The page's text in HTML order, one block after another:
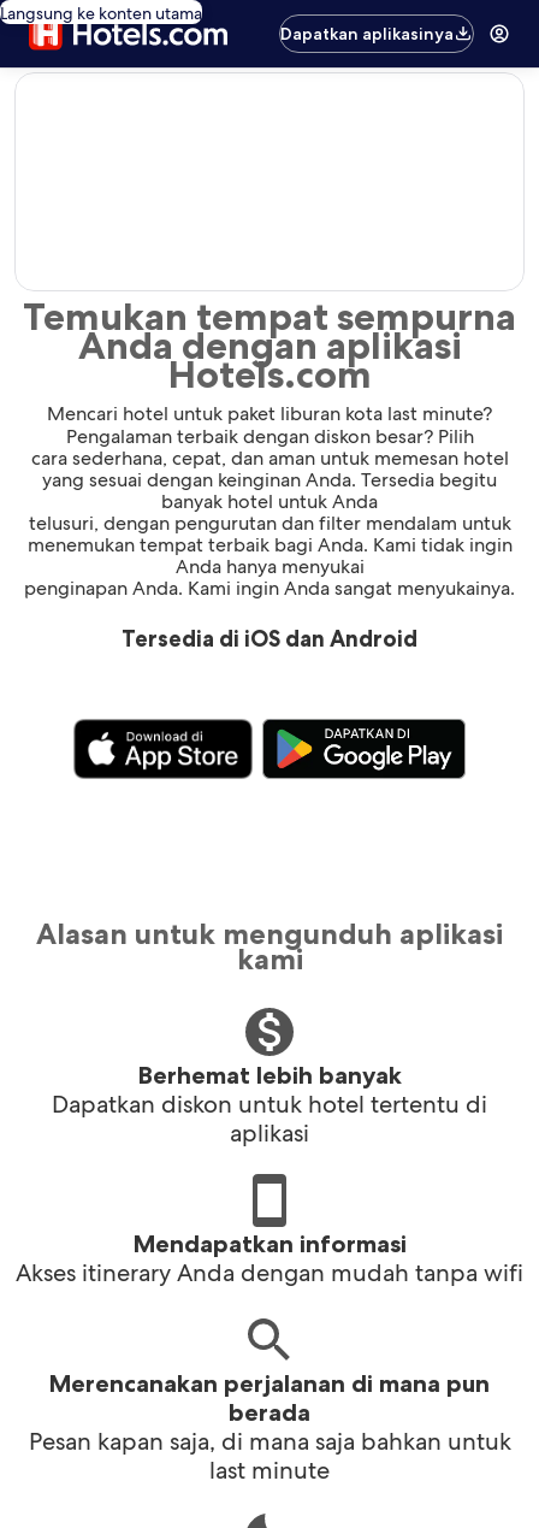
Langsung ke konten utama
Dapatkan aplikasinya
editorial
Temukan tempat sempurna
Anda dengan aplikasi
Hotels.com
Mencari hotel untuk paket liburan kota last minute?
Pengalaman terbaik dengan diskon besar? Pilih
cara sederhana, cepat, dan aman untuk memesan hotel
yang sesuai dengan keinginan Anda. Tersedia begitu
banyak hotel untuk Anda
telusuri, dengan pengurutan dan filter mendalam untuk
menemukan tempat terbaik bagi Anda. Kami tidak ingin
Anda hanya menyukai
penginapan Anda. Kami ingin Anda sangat menyukainya.
Tersedia di iOS dan Android
Alasan untuk mengunduh aplikasi
kami
Berhemat lebih banyak
Dapatkan diskon untuk hotel tertentu di
aplikasi
Mendapatkan informasi
Akses itinerary Anda dengan mudah tanpa wifi
Merencanakan perjalanan di mana pun
berada
Pesan kapan saja, di mana saja bahkan untuk
last minute